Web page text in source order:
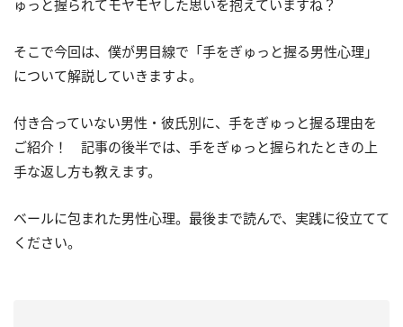
ゅっと握られてモヤモヤした思いを抱えていますね？
そこで今回は、僕が男目線で「手をぎゅっと握る男性心理」
について解説していきますよ。
付き合っていない男性・彼氏別に、手をぎゅっと握る理由を
ご紹介！ 記事の後半では、手をぎゅっと握られたときの上
手な返し方も教えます。
ベールに包まれた男性心理。最後まで読んで、実践に役立てて
ください。